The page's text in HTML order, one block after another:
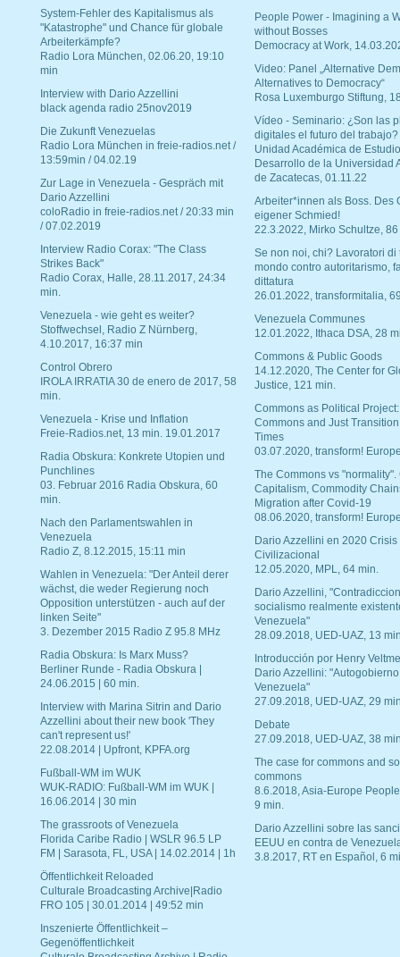
System-Fehler des Kapitalismus als
"Katastrophe" und Chance für globale
Arbeiterkämpfe?
Radio Lora München, 02.06.20, 19:10
min
Interview with Dario Azzellini
black agenda radio 25nov2019
Die Zukunft Venezuelas
Radio Lora München in freie-radios.net /
13:59min / 04.02.19
Zur Lage in Venezuela - Gespräch mit
Dario Azzellini
coloRadio in freie-radios.net / 20:33 min
/ 07.02.2019
Interview Radio Corax: "The Class
Strikes Back"
Radio Corax, Halle, 28.11.2017, 24:34
min.
Venezuela - wie geht es weiter?
Stoffwechsel, Radio Z Nürnberg,
4.10.2017, 16:37 min
Control Obrero
IROLA IRRATIA 30 de enero de 2017, 58
min.
Venezuela - Krise und Inflation
Freie-Radios.net, 13 min. 19.01.2017
Radia Obskura: Konkrete Utopien und
Punchlines
03. Februar 2016 Radia Obskura, 60
min.
Nach den Parlamentswahlen in
Venezuela
Radio Z, 8.12.2015, 15:11 min
Wahlen in Venezuela: "Der Anteil derer
wächst, die weder Regierung noch
Opposition unterstützen - auch auf der
linken Seite"
3. Dezember 2015 Radio Z 95.8 MHz
Radia Obskura: Is Marx Muss?
Berliner Runde - Radia Obskura |
24.06.2015 | 60 min.
Interview with Marina Sitrin and Dario
Azzellini about their new book 'They
can't represent us!'
22.08.2014 | Upfront, KPFA.org
Fußball-WM im WUK
WUK-RADIO: Fußball-WM im WUK |
16.06.2014 | 30 min
The grassroots of Venezuela
Florida Caribe Radio | WSLR 96.5 LP
FM | Sarasota, FL, USA | 14.02.2014 | 1h
Öffentlichkeit Reloaded
Culturale Broadcasting Archive|Radio
FRO 105 | 30.01.2014 | 49:52 min
Inszenierte Öffentlichkeit –
Gegenöffentlichkeit
People Power - Imagining a
without Bosses
Democracy at Work,
Video: Panel „Alternative
Alternatives to Democracy“
Rosa Luxemburgo Stiftung,
Vídeo - Seminario: ¿Son las
digitales el futuro del trabajo?
Unidad Académica de
Desarrollo de la Universidad
de Zacatecas, 01.11.22
Arbeiter*innen als Boss. Des
eigener Schmied!
22.3.2022, Mirko Schultze, 86
Se non noi, chi? Lavoratori di
mondo contro autoritarismo,
dittatura
26.01.2022, transformitalia,
Venezuela Communes
12.01.2022, Ithaca DSA, 28
Commons & Public Goods
14.12.2020, The Center for
Justice, 121 min.
Commons as Political Project:
Commons and Just
Times
03.07.2020, transform!
The Commons vs "normality".
Capitalism, Commodity
Migration after Covid-19
08.06.2020, transform!
Dario Azzellini en 2020 Crisis
Civilizacional
12.05.2020, MPL, 64 min.
Dario Azzellini,
socialismo realmente
Venezuela"
28.09.2018, UED-UAZ, 13
Introducción por Henry
Dario Azzellini:
Venezuela"
27.09.2018, UED-UAZ, 29
Debate
27.09.2018, UED-UAZ, 38
The case for commons and
commons
8.6.2018, Asia-Europe
9 min.
Dario Azzellini sobre las
EEUU en contra de
3.8.2017, RT en Español, 6